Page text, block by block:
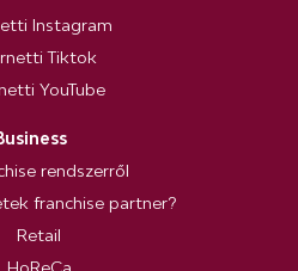
Instagram
Tiktok
YouTube
rendszerről
franchise partner?
Retail